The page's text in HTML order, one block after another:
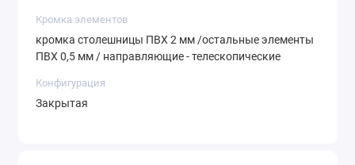
Кромка элементов
кромка столешницы ПВХ 2 мм /остальные элементы
ПВХ 0,5 мм / направляющие - телескопические
Конфигурация
Закрытая